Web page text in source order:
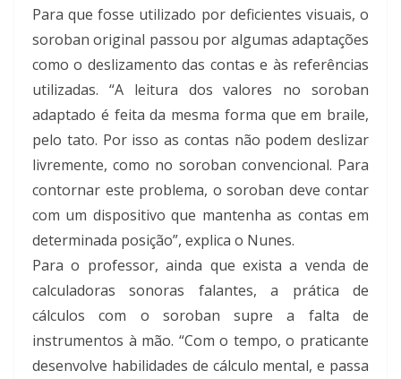
Para que fosse utilizado por deficientes visuais, o
soroban original passou por algumas adaptações
como o deslizamento das contas e às referências
utilizadas. “A leitura dos valores no soroban
adaptado é feita da mesma forma que em braile,
pelo tato. Por isso as contas não podem deslizar
livremente, como no soroban convencional. Para
contornar este problema, o soroban deve contar
com um dispositivo que mantenha as contas em
determinada posição”, explica o Nunes.
Para o professor, ainda que exista a venda de
calculadoras sonoras falantes, a prática de
cálculos com o soroban supre a falta de
instrumentos à mão. “Com o tempo, o praticante
desenvolve habilidades de cálculo mental, e passa